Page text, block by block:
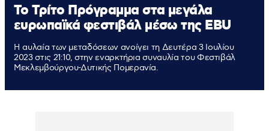
Το Τρίτο Πρόγραμμα στα μεγάλα
ευρωπαϊκά φεστιβάλ μέσω της EBU
Η αυλαία των μεταδόσεων ανοίγει τη Δευτέρα 3 Ιουλίου
2023 στις 21:10, στην εναρκτήρια συναυλία του Φεστιβάλ
Μεκλεμβούργου-Δυτικής Πομερανία.